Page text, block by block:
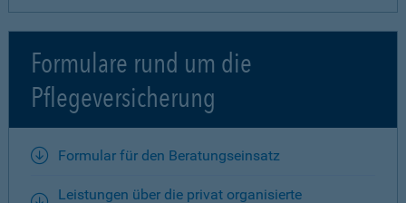
Formulare rund um die
Pflegeversicherung
Formular für den Beratungseinsatz
Leistungen über die privat organisierte